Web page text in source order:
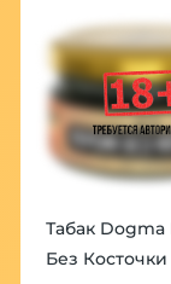
Табак
Без Косточки